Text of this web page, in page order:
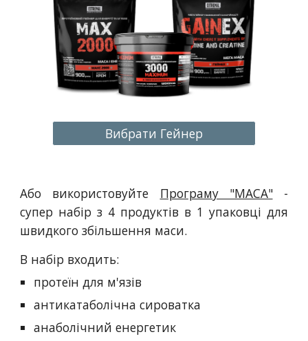
Вибрати Гейнер
Або використовуйте Програму "МАСА"-
супер набір з 4 продуктів в 1 упаковці для
швидкого збільшення маси.
В набір входить:
протеїн для м'язів
антикатаболічна сироватка
анаболічний енергетик